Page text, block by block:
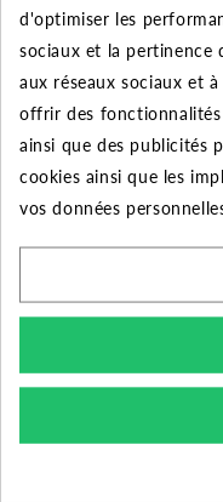
AJOUTER À MES
AJOUTER AU
Téléchargement
DESCRIPTION
d'optimiser les
sociaux et la pertinence
aux réseaux sociaux et
offrir des fonctionnalités
ainsi que des publicités
cookies ainsi que les
vos données